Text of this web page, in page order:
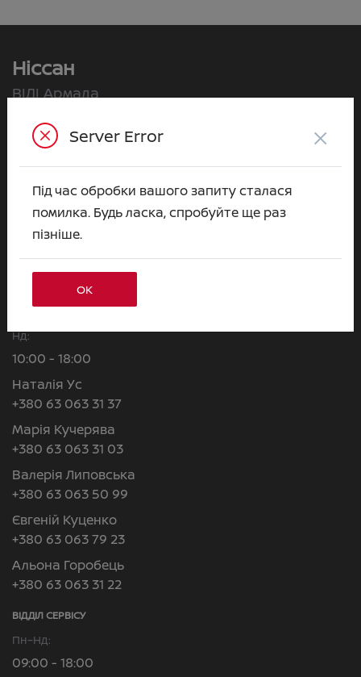
Ніссан
ВІДІ Армада
Зв’яжіться з нами
Або приїздіть до нас:
Київська обл., с. Чубинське, вул. Київська, 55
ВІДДІЛ ПРОДАЖІВ
Нд:
10:00 - 18:00
Наталія Ус
+380 63 063 31 37
Марія Кучерява
+380 63 063 31 03
Валерія Липовська
+380 63 063 50 99
Євгеній Куценко
+380 63 063 79 23
Альона Горобець
+380 63 063 31 22
ВІДДІЛ CЕРВІСУ
Пн–Нд:
09:00 - 18:00
Server Error ×
Під час обробки вашого запиту сталася
помилка. Будь ласка, спробуйте ще раз
пізніше.
ОК